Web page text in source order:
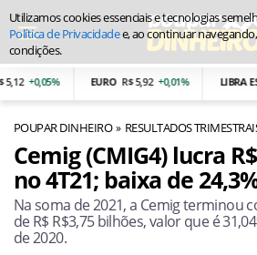
+0,05% EURO R$ 5,92 +0,01% LIBRA
POUPAR DINHEIRO RESULTADOS
Cemig (CMIG4) lucra
no 4T21; baixa de
Na soma de 2021, a Cemig terminou
de R$ R$3,75 bilhões, valor que é
de 2020.
Utilizamos cookies essenciais e tecnologias
Política de Privacidadee, ao continuar
condições.